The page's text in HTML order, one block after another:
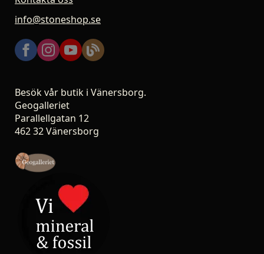
info@stoneshop.se
Besök vår butik i Vänersborg.
Geogalleriet
Parallellgatan 12
462 32 Vänersborg